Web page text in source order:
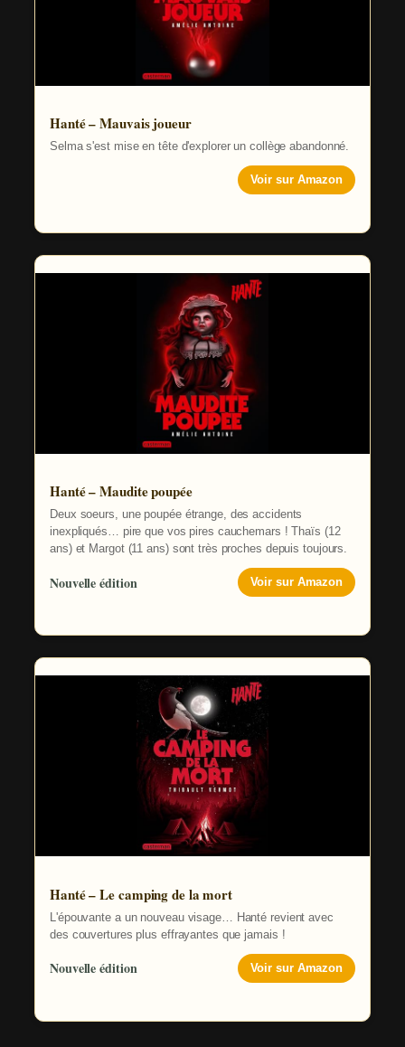
Hanté – Mauvais joueur
Selma s'est mise en tête d'explorer un collège abandonné.
Voir sur Amazon
Hanté – Maudite poupée
Deux soeurs, une poupée étrange, des accidents
inexpliqués… pire que vos pires cauchemars ! Thaïs (12
ans) et Margot (11 ans) sont très proches depuis toujours.
Nouvelle édition Voir sur Amazon
Hanté – Le camping de la mort
L'épouvante a un nouveau visage… Hanté revient avec
des couvertures plus effrayantes que jamais !
Nouvelle édition Voir sur Amazon